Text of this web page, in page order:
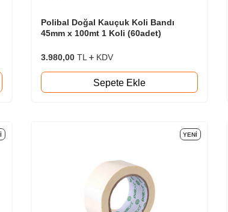
Polibal Doğal Kauçuk Koli Bandı
45mm x 100mt 1 Koli (60adet)
3.980,00TL KDV
Sepete Ekle
YENI